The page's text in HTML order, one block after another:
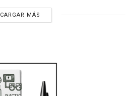
CARGAR MÁS